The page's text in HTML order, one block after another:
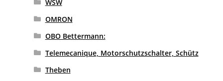
WSW
OMRON
OBO Bettermann:
Telemecanique, Motorschutzschalter, Schütz
Theben